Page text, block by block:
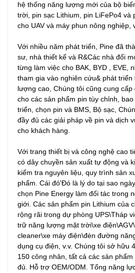
hệ thống năng lượng mới của bộ
trời, pin sạc Lithium, pin LiFePo4 và
cho UAV và máy phun nông nghiệp,
Với nhiều năm phát triển, Pine đã
sư, nhà thiết kế và R&Các nhà đổi
từng làm việc cho BAK, BYD , EVE,
tham gia vào nghiên cứu& phát
lượng cao, Chúng tôi cũng cung cấp
cho các sản phẩm pin tùy chỉnh,
triển, chọn pin và BMS, Bộ sạc,
đầy đủ các giải pháp về pin và dịch
cho khách hàng.
Với trang thiết bị và công nghệ cao
có dây chuyền sản xuất tự động và
kiểm tra nguyên liệu, quy trình sản
phẩm. Cái đó'Đó là lý do tại sao
chọn Pine Energy làm đối tác trong
giới. Các sản phẩm pin Lithium của
rộng rãi trong dự phòng UPS\Tháp
trữ năng lượng mặt trời\xe
cleaner\xe máy điện\đèn đường
dụng cụ điện, v.v. Chúng tôi sở hữu
150 công nhân, tất cả các sản
đủ. Hỗ trợ OEM/ODM. Tổng năng